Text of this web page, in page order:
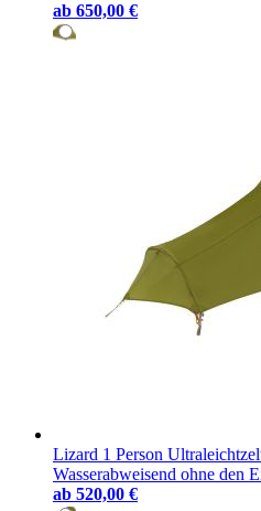
ab 650,00 €
Lizard 1 Person
Wasserabweisend ohne den
ab 520,00 €